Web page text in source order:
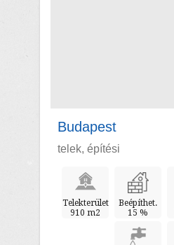
Budapest
telek, építési
Telekterület
910 m2
Beépíthet.
15 %